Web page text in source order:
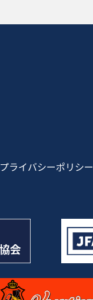
プライバシーポリシー